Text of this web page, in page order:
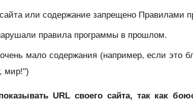
или содержание запрещено Правилами
правила программы в прошлом.
мало содержания (например, если это
мир!")
URL своего сайта, так как